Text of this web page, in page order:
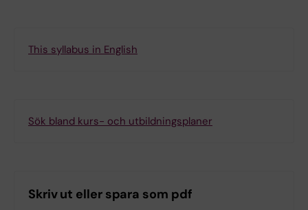
This syllabus in English
Sök bland kurs- och utbildningsplaner
Skriv ut eller spara som pdf